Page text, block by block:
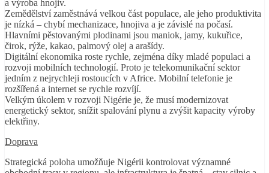
a výroba hnojiv.
Zemědělství zaměstnává velkou část populace, ale jeho produktivita
je nízká – chybí mechanizace, hnojiva a je závislé na počasí.
Hlavními pěstovanými plodinami jsou maniok, jamy, kukuřice,
čirok, rýže, kakao, palmový olej a arašídy.
Digitální ekonomika roste rychle, zejména díky mladé populaci a
rozvoji mobilních technologií. Proto je telekomunikační sektor
jedním z nejrychleji rostoucích v Africe. Mobilní telefonie je
rozšířená a internet se rychle rozvíjí.
Velkým úkolem v rozvoji Nigérie je, že musí modernizovat
energetický sektor, snížit spalování plynu a zvýšit kapacity výroby
elektřiny.
Doprava
Strategická poloha umožňuje Nigérii kontrolovat významné